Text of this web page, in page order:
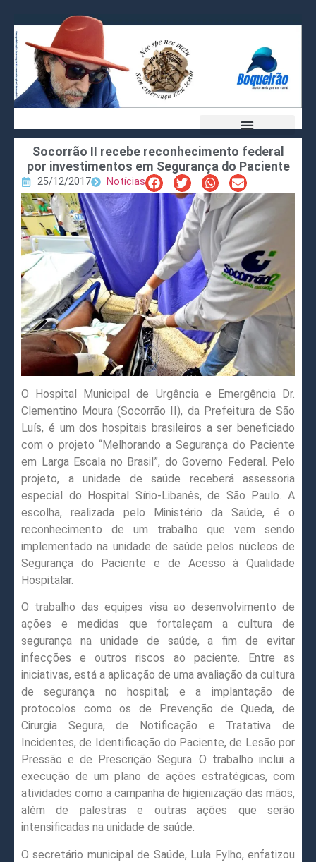
Socorrão II recebe reconhecimento federal
por investimentos em Segurança do Paciente
25/12/2017 Notícias
O Hospital Municipal de Urgência e Emergência Dr.
Clementino Moura (Socorrão II), da Prefeitura de São
Luís, é um dos hospitais brasileiros a ser beneficiado
com o projeto “Melhorando a Segurança do Paciente
em Larga Escala no Brasil”, do Governo Federal. Pelo
projeto, a unidade de saúde receberá assessoria
especial do Hospital Sírio-Libanês, de São Paulo. A
escolha, realizada pelo Ministério da Saúde, é o
reconhecimento de um trabalho que vem sendo
implementado na unidade de saúde pelos núcleos de
Segurança do Paciente e de Acesso à Qualidade
Hospitalar.
O trabalho das equipes visa ao desenvolvimento de
ações e medidas que fortaleçam a cultura de
segurança na unidade de saúde, a fim de evitar
infecções e outros riscos ao paciente. Entre as
iniciativas, está a aplicação de uma avaliação da cultura
de segurança no hospital; e a implantação de
protocolos como os de Prevenção de Queda, de
Cirurgia Segura, de Notificação e Tratativa de
Incidentes, de Identificação do Paciente, de Lesão por
Pressão e de Prescrição Segura. O trabalho inclui a
execução de um plano de ações estratégicas, com
atividades como a campanha de higienização das mãos,
além de palestras e outras ações que serão
intensificadas na unidade de saúde.
O secretário municipal de Saúde, Lula Fylho, enfatizou